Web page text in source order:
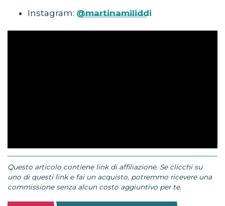
Instagram: @martinamiliddi
Questo articolo contiene link di affiliazione. Se clicchi su
uno di questi link e fai un acquisto, potremmo ricevere una
commissione senza alcun costo aggiuntivo per te.